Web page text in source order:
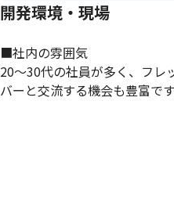
開発環境・現場
■社内の雰囲気
20～30代の社員が多く、フレ
バーと交流する機会も豊富です